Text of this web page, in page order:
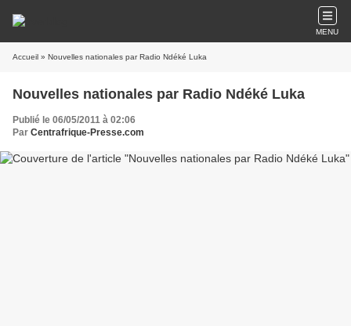
MENU
Accueil » Nouvelles nationales par Radio Ndéké Luka
Nouvelles nationales par Radio Ndéké Luka
Publié le 06/05/2011 à 02:06
Par Centrafrique-Presse.com